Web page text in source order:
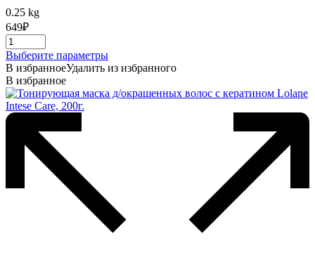
0.25 kg
649₽
Выберите параметрыЭтот
товар
несколько
В избранноеУдалить из избранного
В избранное